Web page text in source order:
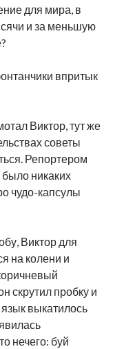
для мира, в
и за меньшую
впритык
Виктор, тут же
советы
Репортером
никаких
чудо-капсулы
Виктор для
на колени и
скрутил пробку и
выкатилось
нечего: буй